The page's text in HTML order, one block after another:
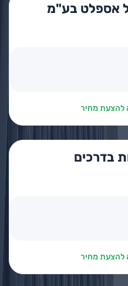
אספלט בע"מ
להצעת מחיר
בדרכים
להצעת מחיר